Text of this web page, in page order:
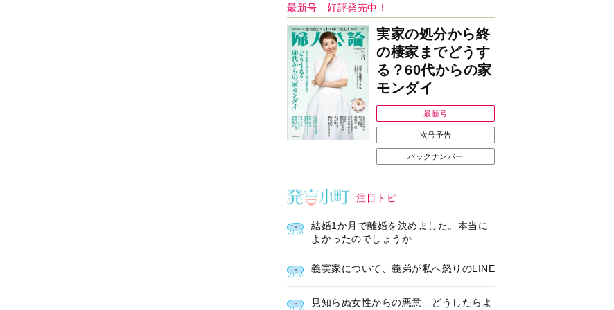
ＡＩで始める遺言を書
く前の準備セミナー開
催
耳にすっぽり！オーテ
ィコン補聴器、新しい
スタイルで All in Ear
の「オーティコン ジー
ル」を発売
脳の健康習慣をサポー
トするオープンイヤー
型イヤホン「kikippa イ
ヤホン HERALBONY
モデル」発売
【編集部より】広告ペ
と訂正